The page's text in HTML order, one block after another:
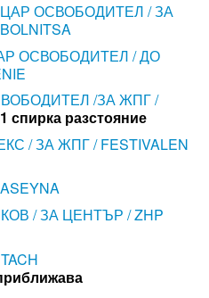
ОСВОБОДИТЕЛ / ЗА
ОСВОБОДИТЕЛ / ДО
/ЗА ЖПГ /
спирка разстояние
/ ЗА ЖПГ / FESTIVALEN
/ ЗА ЦЕНТЪР / ZHP